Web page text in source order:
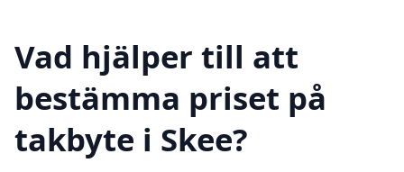
Vad hjälper till att
bestämma priset på
takbyte i Skee?